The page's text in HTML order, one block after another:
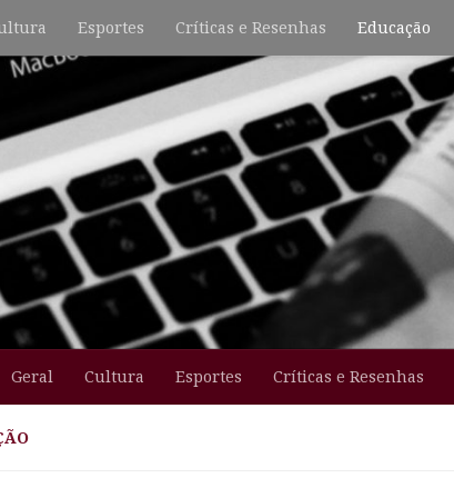
Esportes Críticas e Resenhas Educação
Geral Cultura Esportes Críticas e Resenhas